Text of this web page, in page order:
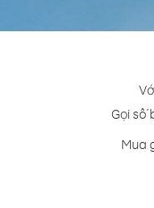
Gọi số
Mua